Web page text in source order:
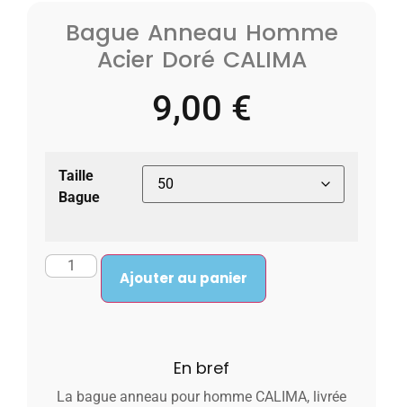
Bague Anneau Homme
Acier Doré CALIMA
9,00 €
Taille
Bague
Ajouter au panier
En bref
La bague anneau pour homme CALIMA, livrée